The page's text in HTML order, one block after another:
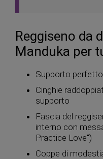
Reggiseno da
Manduka per
Supporto perfetto
Cinghie
supporto
Fascia del
interno con
Practice Love")
Coppe di